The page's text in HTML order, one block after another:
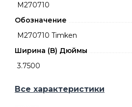
M270710
Обозначение
M270710 Timken
Ширина (B) Дюймы
3.7500
Все характеристики